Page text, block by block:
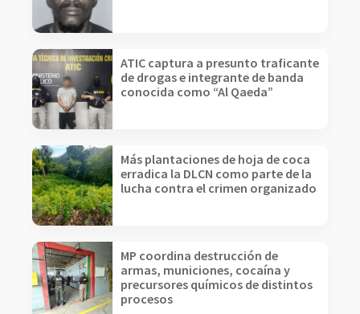
ATIC captura a presunto traficante
de drogas e integrante de banda
conocida como “Al Qaeda”
Más plantaciones de hoja de coca
erradica la DLCN como parte de la
lucha contra el crimen organizado
MP coordina destrucción de
armas, municiones, cocaína y
precursores químicos de distintos
procesos